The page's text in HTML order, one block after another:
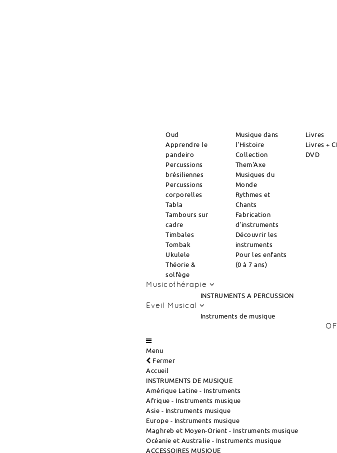
Oud
Apprendre le
pandeiro
Percussions
brésiliennes
Percussions
corporelles
Tabla
Tambours sur
cadre
Timbales
Tombak
Ukulele
Théorie &
solfège
Musique dans
l'Histoire
Collection
Them'Axe
Musiques du
Monde
Rythmes et
Chants
Fabrication
d'instruments
Découvrir les
instruments
Pour les enfants
(0 à 7 ans)
Livres
Livres +
DVD
Musicothérapie
INSTRUMENTS A PERCUSSION
Eveil Musical
Instruments de musique
Menu
Fermer
Accueil
INSTRUMENTS DE MUSIQUE
Amérique Latine - Instruments
Afrique - Instruments musique
Asie - Instruments musique
Europe - Instruments musique
Maghreb et Moyen-Orient - Instruments musique
Océanie et Australie - Instruments musique
ACCESSOIRES MUSIQUE